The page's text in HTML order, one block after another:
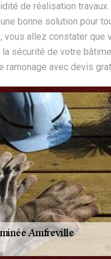
de réalisation
bonne solution pour
vous allez constater que
sécurité de votre
ramonage avec devis